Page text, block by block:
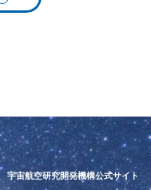
宇宙航空研究開発機構公式サイト